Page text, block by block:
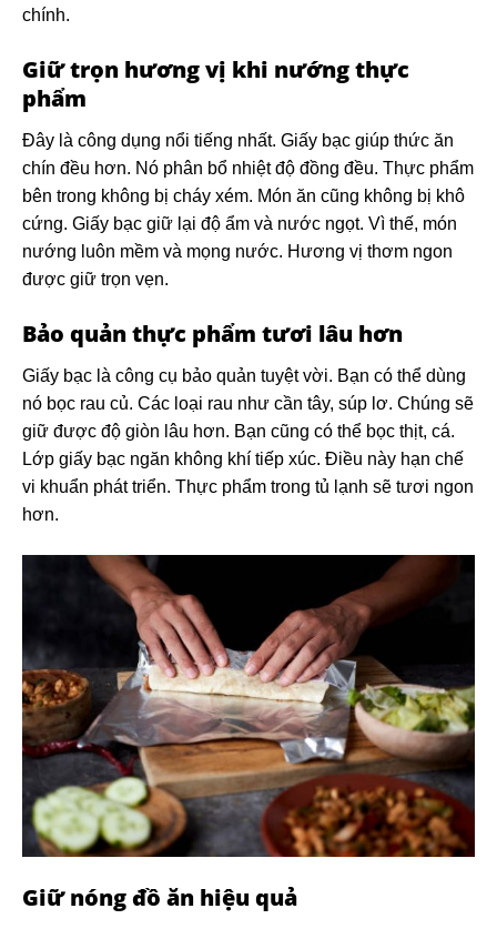
chính.
Giữ trọn hương vị khi nướng thực
phẩm
Đây là công dụng nổi tiếng nhất. Giấy bạc giúp thức ăn
chín đều hơn. Nó phân bổ nhiệt độ đồng đều. Thực phẩm
bên trong không bị cháy xém. Món ăn cũng không bị khô
cứng. Giấy bạc giữ lại độ ẩm và nước ngọt. Vì thế, món
nướng luôn mềm và mọng nước. Hương vị thơm ngon
được giữ trọn vẹn.
Bảo quản thực phẩm tươi lâu hơn
Giấy bạc là công cụ bảo quản tuyệt vời. Bạn có thể dùng
nó bọc rau củ. Các loại rau như cần tây, súp lơ. Chúng sẽ
giữ được độ giòn lâu hơn. Bạn cũng có thể bọc thịt, cá.
Lớp giấy bạc ngăn không khí tiếp xúc. Điều này hạn chế
vi khuẩn phát triển. Thực phẩm trong tủ lạnh sẽ tươi ngon
hơn.
Giữ nóng đồ ăn hiệu quả